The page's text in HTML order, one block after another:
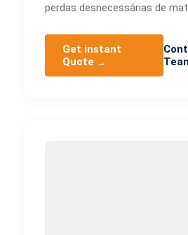
perdas desnecessárias de
Get instant
Quote →